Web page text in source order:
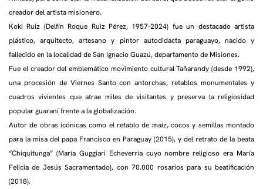
creador del artista misionero.
Koki Ruiz (Delfín Roque Ruiz Pérez, 1957-2024) fue un destacado artista
plástico, arquitecto, artesano y pintor autodidacta paraguayo, nacido y
fallecido en la localidad de San Ignacio Guazú, departamento de Misiones.
Fue el creador del emblemático movimiento cultural Tañarandy (desde 1992),
una procesión de Viernes Santo con antorchas, retablos monumentales y
cuadros vivientes que atrae miles de visitantes y preserva la religiosidad
popular guaraní frente a la globalización.
Autor de obras icónicas como el retablo de maíz, cocos y semillas montado
para la misa del papa Francisco en Paraguay (2015), y del retrato de la beata
“Chiquitunga” (María Guggiari Echeverría cuyo nombre religioso era María
Felicia de Jesús Sacramentado), con 70.000 rosarios para su beatificación
(2018).